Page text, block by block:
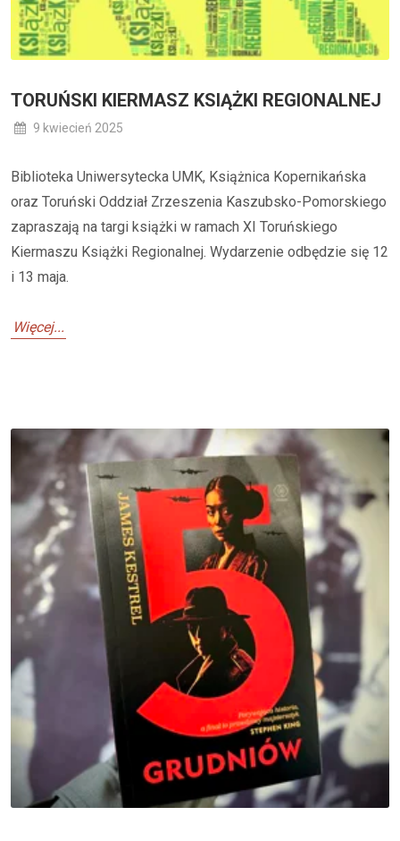
TORUŃSKI KIERMASZ KSIĄŻKI REGIONALNEJ
9 kwiecień 2025
Biblioteka Uniwersytecka UMK, Książnica Kopernikańska
oraz Toruński Oddział Zrzeszenia Kaszubsko-Pomorskiego
zapraszają na targi książki w ramach XI Toruńskiego
Kiermaszu Książki Regionalnej. Wydarzenie odbędzie się 12
i 13 maja.
Więcej...